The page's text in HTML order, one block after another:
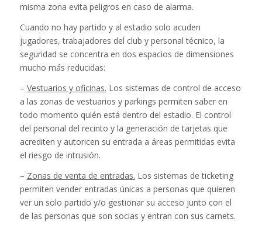
misma zona evita peligros en caso de alarma.
Cuando no hay partido y al estadio solo acuden
jugadores, trabajadores del club y personal técnico, la
seguridad se concentra en dos espacios de dimensiones
mucho más reducidas:
– Vestuarios y oficinas. Los sistemas de control de acceso
a las zonas de vestuarios y parkings permiten saber en
todo momento quién está dentro del estadio. El control
del personal del recinto y la generación de tarjetas que
acrediten y autoricen su entrada a áreas permitidas evita
el riesgo de intrusión.
– Zonas de venta de entradas. Los sistemas de ticketing
permiten vender entradas únicas a personas que quieren
ver un solo partido y/o gestionar su acceso junto con el
de las personas que son socias y entran con sus carnets.